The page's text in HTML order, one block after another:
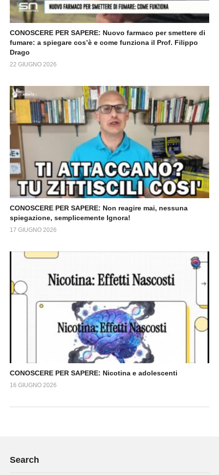
CONOSCERE PER SAPERE: Nuovo farmaco per smettere di
fumare: a spiegare cos’è e come funziona il Prof. Filippo
Drago
22 GIUGNO 2026
CONOSCERE PER SAPERE: Non reagire mai, nessuna
spiegazione, semplicemente Ignora!
17 GIUGNO 2026
CONOSCERE PER SAPERE: Nicotina e adolescenti
16 GIUGNO 2026
Search